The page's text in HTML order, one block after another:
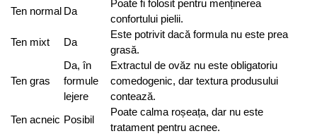
Ten normal Da
Poate fi folosit pentru menținerea
confortului pielii.
Ten mixt
Da
Este potrivit dacă formula nu este prea
grasă.
Ten gras
Da, în
formule
lejere
Extractul de ovăz nu este obligatoriu
comedogenic, dar textura produsului
contează.
Ten acneic Posibil
Poate calma roșeața, dar nu este
tratament pentru acnee.